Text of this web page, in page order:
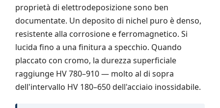
proprietà di elettrodeposizione sono ben
documentate. Un deposito di nichel puro è denso,
resistente alla corrosione e ferromagnetico. Si
lucida fino a una finitura a specchio. Quando
placcato con cromo, la durezza superficiale
raggiunge HV 780–910 — molto al di sopra
dell'intervallo HV 180–650 dell'acciaio inossidabile.